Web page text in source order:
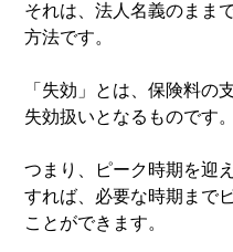
それは、法人名義のまま
方法です。
「失効」とは、保険料の
失効扱いとなるものです。
つまり、ピーク時期を迎
すれば、必要な時期まで
ことができます。